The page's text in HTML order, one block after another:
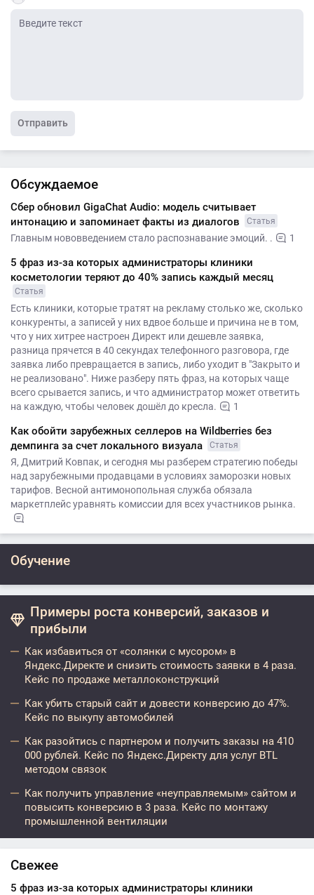
Отправить
Обсуждаемое
Сбер обновил GigaChat Audio: модель считывает
интонацию и запоминает факты из диалогов
Статья
Главным нововведением стало распознавание эмоций. . 1
5 фраз из-за которых администраторы клиники
косметологии теряют до 40% запись каждый месяц
Статья
Есть клиники, которые тратят на рекламу столько же, сколько
конкуренты, а записей у них вдвое больше и причина не в том,
что у них хитрее настроен Директ или дешевле заявка,
разница прячется в 40 секундах телефонного разговора, где
заявка либо превращается в запись, либо уходит в "Закрыто и
не реализовано". Ниже разберу пять фраз, на которых чаще
всего срывается запись, и что администратор может ответить
на каждую, чтобы человек дошёл до кресла.
1
Как обойти зарубежных селлеров на Wildberries без
демпинга за счет локального визуала
Статья
Я, Дмитрий Ковпак, и сегодня мы разберем стратегию победы
над зарубежными продавцами в условиях заморозки новых
тарифов. Весной антимонопольная служба обязала
маркетплейс уравнять комиссии для всех участников рынка.
Обучение
Примеры роста конверсий, заказов и
прибыли
Как избавиться от «солянки с мусором» в
Яндекс.Директе и снизить стоимость заявки в 4 раза.
Кейс по продаже металлоконструкций
Как убить старый сайт и довести конверсию до 47%.
Кейс по выкупу автомобилей
Как разойтись с партнером и получить заказы на 410
000 рублей. Кейс по Яндекс.Директу для услуг BTL
методом связок
Как получить управление «неуправляемым» сайтом и
повысить конверсию в 3 раза. Кейс по монтажу
промышленной вентиляции
Свежее
5 фраз из-за которых администраторы клиники